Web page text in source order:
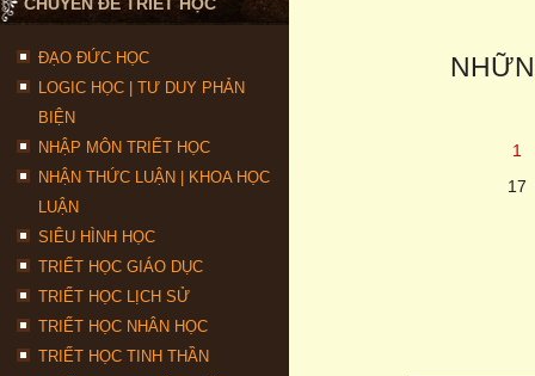
ĐẠO ĐỨC HỌC
LOGIC HỌC | TƯ DUY PHẢN
BIỆN
NHẬP MÔN TRIẾT HỌC
NHẬN THỨC LUẬN | KHOA HỌC
LUẬN
SIÊU HÌNH HỌC
TRIẾT HỌC GIÁO DỤC
TRIẾT HỌC LỊCH SỬ
TRIẾT HỌC NHÂN HỌC
TRIẾT HỌC TINH THẦN
1
17